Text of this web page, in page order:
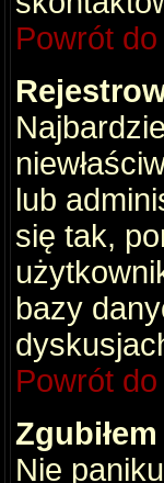
Powrót
lub
się tak,
bazy
Powrót
Nie